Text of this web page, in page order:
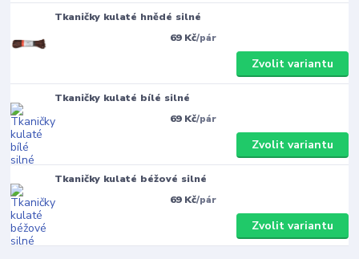
Tkaničky kulaté hnědé silné
69 Kč/pár
Zvolit variantu
Tkaničky kulaté bílé silné
69 Kč/pár
Zvolit variantu
Tkaničky kulaté béžové silné
69 Kč/pár
Zvolit variantu